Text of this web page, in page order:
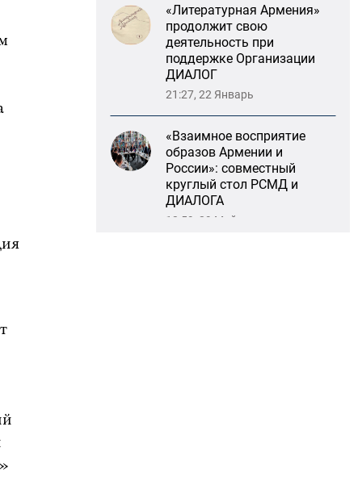
ДИАЛОГ
21:27, 22 Январь
«Взаимное восприятие
образов Армении и
ДИАЛОГА
13:59, 29 Май
Возрождение
Степанакертского русского